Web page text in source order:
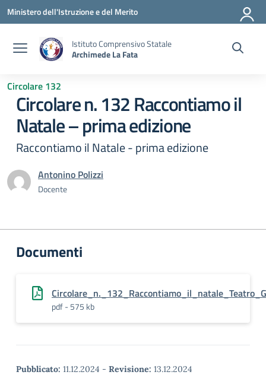
Vai ai contenuti
Vai al menu di navigazione
Vai al footer
Ministero dell'Istruzione e del Merito
Istituto Comprensivo Statale
Archimede La Fata
Circolare 132
Circolare n. 132 Raccontiamo il
Natale – prima edizione
Raccontiamo il Natale - prima edizione
Antonino Polizzi
Docente
Documenti
pdf - 575 kb
Pubblicato: 11.12.2024 - Revisione: 13.12.2024